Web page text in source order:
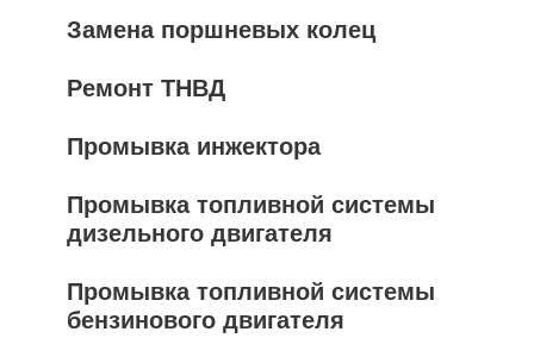
Замена поршневых колец
Ремонт ТНВД
Промывка инжектора
Промывка топливной системы
дизельного двигателя
Промывка топливной системы
бензинового двигателя